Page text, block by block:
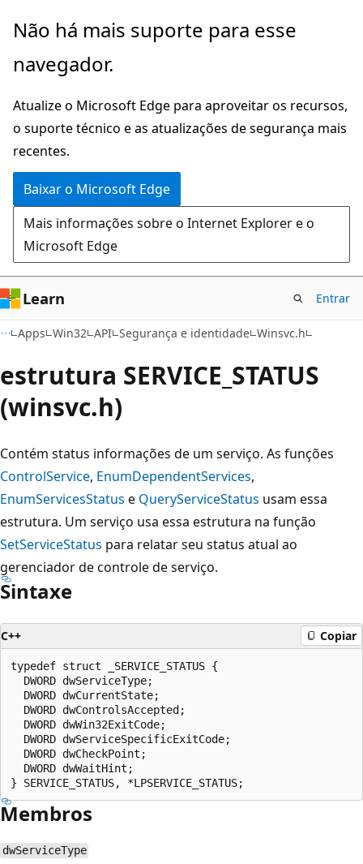
Pular
o
principal
Não há mais suporte para esse
navegador.
Atualize o Microsoft Edge para aproveitar os recursos,
o suporte técnico e as atualizações de segurança mais
recentes.
Baixar o Microsoft Edge
Mais informações sobre o Internet Explorer e o
Microsoft Edge
Learn Entrar
Apps Win32 API Segurança e identidade Winsvc.h
estrutura SERVICE_STATUS
(winsvc.h)
Contém status informações de um serviço. As funções
ControlService, EnumDependentServices,
EnumServicesStatus e QueryServiceStatus usam essa
estrutura. Um serviço usa essa estrutura na função
SetServiceStatus para relatar seu status atual ao
gerenciador de controle de serviço.
Sintaxe
C++ Copiar
typedef struct _SERVICE_STATUS {
  DWORD dwServiceType;
  DWORD dwCurrentState;
  DWORD dwControlsAccepted;
  DWORD dwWin32ExitCode;
  DWORD dwServiceSpecificExitCode;
  DWORD dwCheckPoint;
  DWORD dwWaitHint;
Membros
dwServiceType